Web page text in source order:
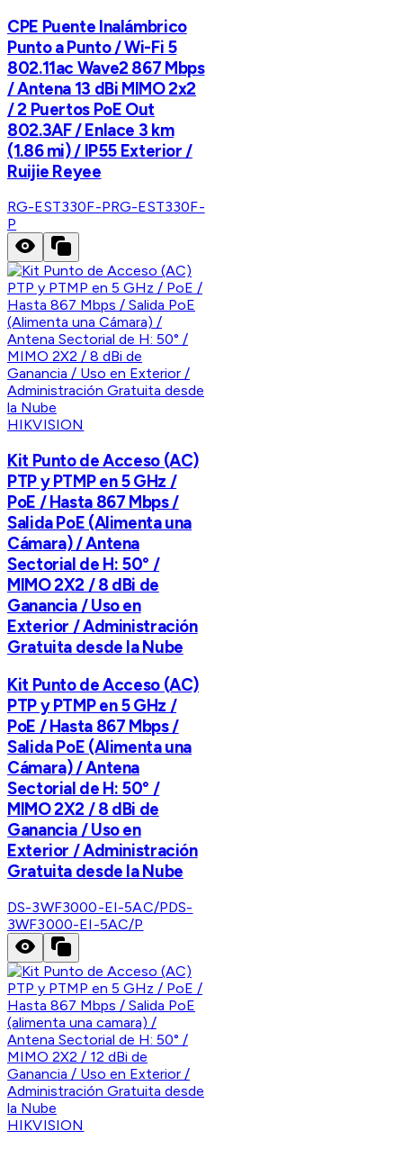
CPE Puente Inalámbrico
Punto a Punto / Wi-Fi 5
802.11ac Wave2 867 Mbps
/ Antena 13 dBi MIMO 2x2
/ 2 Puertos PoE Out
802.3AF / Enlace 3 km
(1.86 mi) / IP55 Exterior /
Ruijie Reyee
RG-EST330F-PRG-EST330F-
P
HIKVISION
Kit Punto de Acceso (AC)
PTP y PTMP en 5 GHz /
PoE / Hasta 867 Mbps /
Salida PoE (Alimenta una
Cámara) / Antena
Sectorial de H: 50° /
MIMO 2X2 / 8 dBi de
Ganancia / Uso en
Exterior / Administración
Gratuita desde la Nube
Kit Punto de Acceso (AC)
PTP y PTMP en 5 GHz /
PoE / Hasta 867 Mbps /
Salida PoE (Alimenta una
Cámara) / Antena
Sectorial de H: 50° /
MIMO 2X2 / 8 dBi de
Ganancia / Uso en
Exterior / Administración
Gratuita desde la Nube
DS-3WF3000-EI-5AC/PDS-
3WF3000-EI-5AC/P
HIKVISION